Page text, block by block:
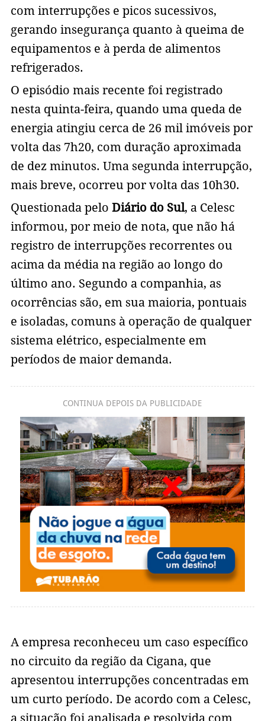
com interrupções e picos sucessivos,
gerando insegurança quanto à queima de
equipamentos e à perda de alimentos
refrigerados.
O episódio mais recente foi registrado
nesta quinta-feira, quando uma queda de
energia atingiu cerca de 26 mil imóveis por
volta das 7h20, com duração aproximada
de dez minutos. Uma segunda interrupção,
mais breve, ocorreu por volta das 10h30.
Questionada pelo Diário do Sul, a Celesc
informou, por meio de nota, que não há
registro de interrupções recorrentes ou
acima da média na região ao longo do
último ano. Segundo a companhia, as
ocorrências são, em sua maioria, pontuais
e isoladas, comuns à operação de qualquer
sistema elétrico, especialmente em
períodos de maior demanda.
CONTINUA DEPOIS DA PUBLICIDADE
A empresa reconheceu um caso específico
no circuito da região da Cigana, que
apresentou interrupções concentradas em
um curto período. De acordo com a Celesc,